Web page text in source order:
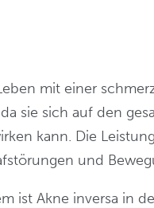
mit einer
sie sich auf den
kann. Die
und
ist Akne inversa in